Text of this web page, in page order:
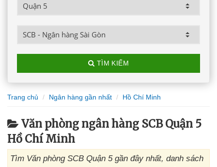
TÌM KIẾM
Trang chủ Ngân hàng gần nhất Hồ Chí Minh
Văn phòng ngân hàng SCB Quận 5
Hồ Chí Minh
Tìm Văn phòng SCB Quận 5 gần đây nhất, danh sách